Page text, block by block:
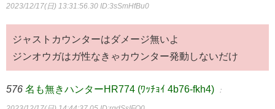
2023/12/17(日) 13:31:56.30 ID:3sSmHfBu0
ジャストカウンターはダメージ無いよ
ジンオウガはガ性なきゃカウンター発動しないだけ
576 名も無きハンターHR774 (ﾜｯﾁｮｲ 4b76-fkh4) ：